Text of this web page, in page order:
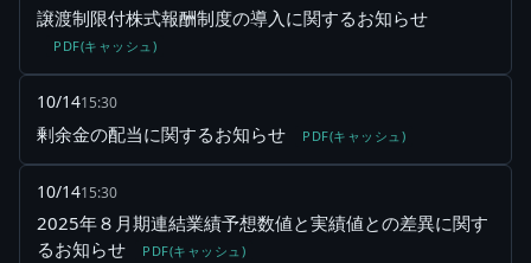
譲渡制限付株式報酬制度の導入に関するお知らせ
PDF(キャッシュ)
10/1415:30
剰余金の配当に関するお知らせ PDF(キャッシュ)
10/1415:30
2025年８月期連結業績予想数値と実績値との差異に関す
るお知らせ
PDF(キャッシュ)